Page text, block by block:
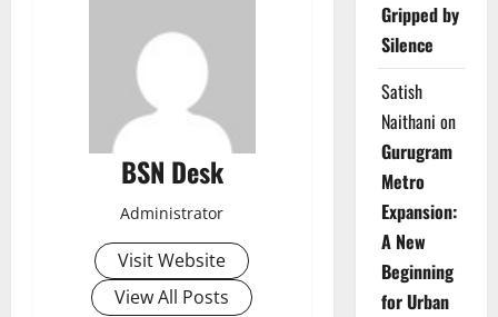
BSN Desk
Administrator
Visit Website
View All Posts
Gripped by
Silence
Satish
Naithani on
Gurugram
Metro
Expansion:
A New
Beginning
for Urban